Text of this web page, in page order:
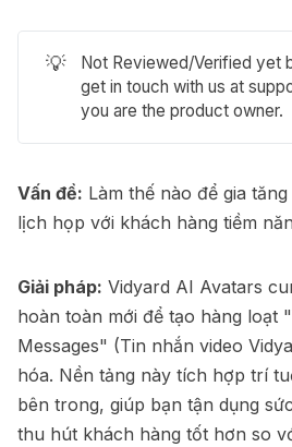
💡
Not Reviewed/Verified yet
get in touch with us at
you are the product owner.
Vấn đề: Làm thế nào để gia
lịch họp với khách hàng tiềm
Giải pháp: Vidyard AI Avatars
hoàn toàn mới để tạo hàng loạt
Messages" (Tin nhắn video
hóa. Nền tảng này tích hợp trí
bên trong, giúp bạn tận dụng
thu hút khách hàng tốt hơn so